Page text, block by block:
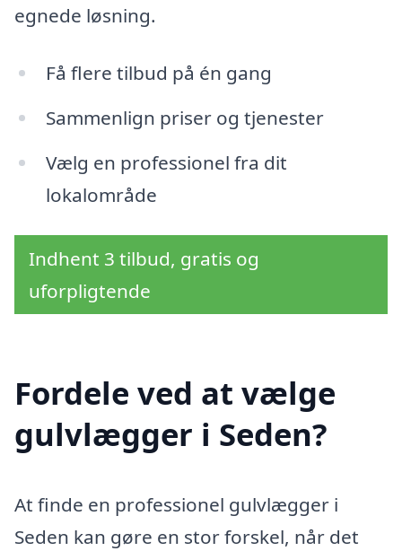
egnede løsning.
Få flere tilbud på én gang
Sammenlign priser og tjenester
Vælg en professionel fra dit
lokalområde
Indhent 3 tilbud, gratis og
uforpligtende
Fordele ved at vælge
gulvlægger i Seden?
At finde en professionel gulvlægger i
Seden kan gøre en stor forskel, når det